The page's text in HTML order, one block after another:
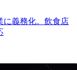
に義務化。飲食店